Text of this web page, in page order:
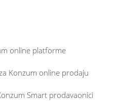
online platforme
Konzum online prodaju
Smart prodavaonici